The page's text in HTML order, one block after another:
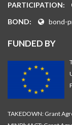
PARTICIPATION:
BOND:
bond-
FUNDED BY
TAKEDOWN: Grant